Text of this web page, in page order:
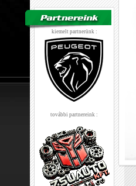
kiemelt partnerünk :
további partnereink :